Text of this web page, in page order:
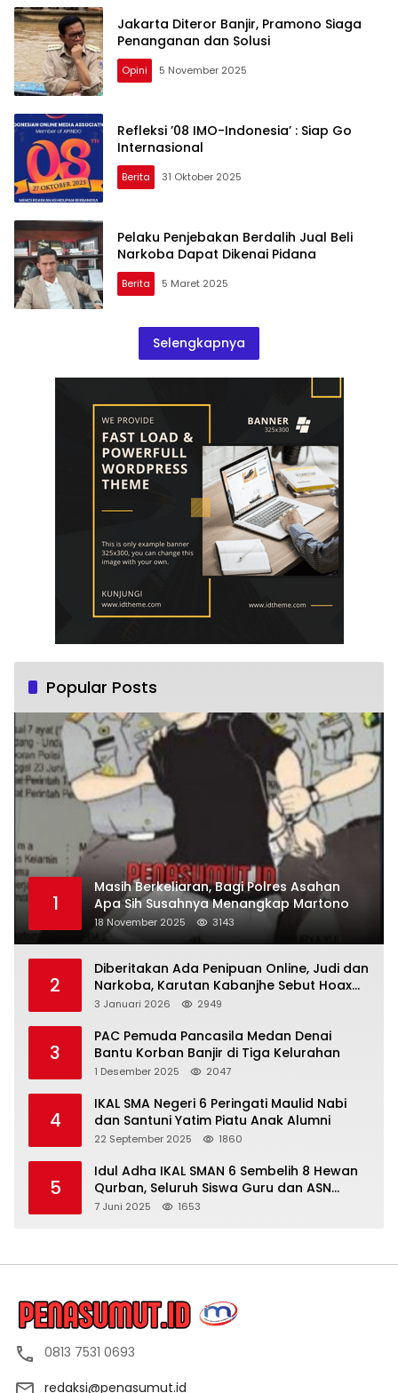
Jakarta Diteror Banjir, Pramono Siaga
Penanganan dan Solusi
Opini 5 November 2025
Refleksi ’08 IMO-Indonesia’ : Siap Go
Internasional
Berita 31 Oktober 2025
Pelaku Penjebakan Berdalih Jual Beli
Narkoba Dapat Dikenai Pidana
Berita 5 Maret 2025
Selengkapnya
Popular Posts
1
Masih Berkeliaran, Bagi Polres Asahan
Apa Sih Susahnya Menangkap Martono
18 November 2025 3143
2
Diberitakan Ada Penipuan Online, Judi dan
Narkoba, Karutan Kabanjhe Sebut Hoax
dan Berita Tak Beryanggungjawab
3 Januari 2026 2949
3
PAC Pemuda Pancasila Medan Denai
Bantu Korban Banjir di Tiga Kelurahan
1 Desember 2025 2047
4
IKAL SMA Negeri 6 Peringati Maulid Nabi
dan Santuni Yatim Piatu Anak Alumni
22 September 2025 1860
5
Idul Adha IKAL SMAN 6 Sembelih 8 Hewan
Qurban, Seluruh Siswa Guru dan ASN
Dapat Daging
7 Juni 2025 1653
0813 7531 0693
redaksi@penasumut.id